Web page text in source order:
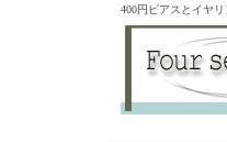
400円ピアスとイヤ